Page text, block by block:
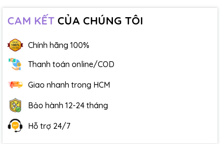
CAM KẾT CỦA CHÚNG TÔI
Chính hãng 100%
Thanh toán online/COD
Giao nhanh trong HCM
Bảo hành 12-24 tháng
Hỗ trợ 24/7